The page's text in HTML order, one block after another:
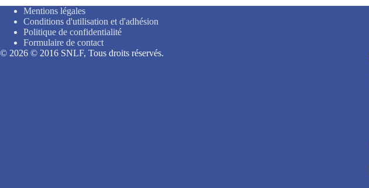
Mentions légales
Conditions d'utilisation et d'adhésion
Politique de confidentialité
Formulaire de contact
© 2026 © 2016 SNLF, Tous droits réservés.